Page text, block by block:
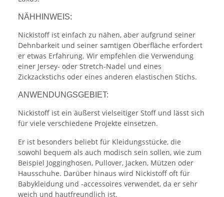
NÄHHINWEIS:
Nickistoff ist einfach zu nähen, aber aufgrund seiner
Dehnbarkeit und seiner samtigen Oberfläche erfordert
er etwas Erfahrung. Wir empfehlen die Verwendung
einer Jersey- oder Stretch-Nadel und eines
Zickzackstichs oder eines anderen elastischen Stichs.
ANWENDUNGSGEBIET:
Nickistoff ist ein äußerst vielseitiger Stoff und lässt sich
für viele verschiedene Projekte einsetzen.
Er ist besonders beliebt für Kleidungsstücke, die
sowohl bequem als auch modisch sein sollen, wie zum
Beispiel Jogginghosen, Pullover, Jacken, Mützen oder
Hausschuhe. Darüber hinaus wird Nickistoff oft für
Babykleidung und -accessoires verwendet, da er sehr
weich und hautfreundlich ist.